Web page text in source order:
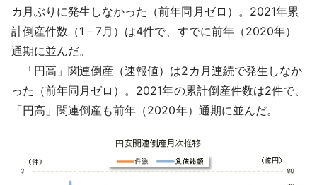
よくあるご質問
カ月ぶりに発生しなかった（前年同月ゼロ）。2021年累
計倒産件数（1－7月）は4件で、すでに前年（2020年）
通期に並んだ。
「円高」関連倒産（速報値）は2カ月連続で発生しなか
った（前年同月ゼロ）。2021年の累計倒産件数は2件で、
「円高」関連倒産も前年（2020年）通期に並んだ。